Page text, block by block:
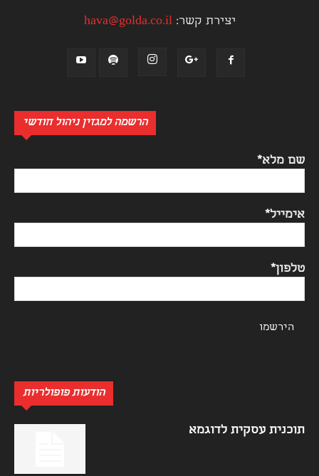
יצירת קשר:hava@golda.co.il
הרשמה למגזין ניהול חודשי
שם מלא*
אימייל*
טלפון*
הודעות פופולריות
תוכנית עסקית לדוגמא